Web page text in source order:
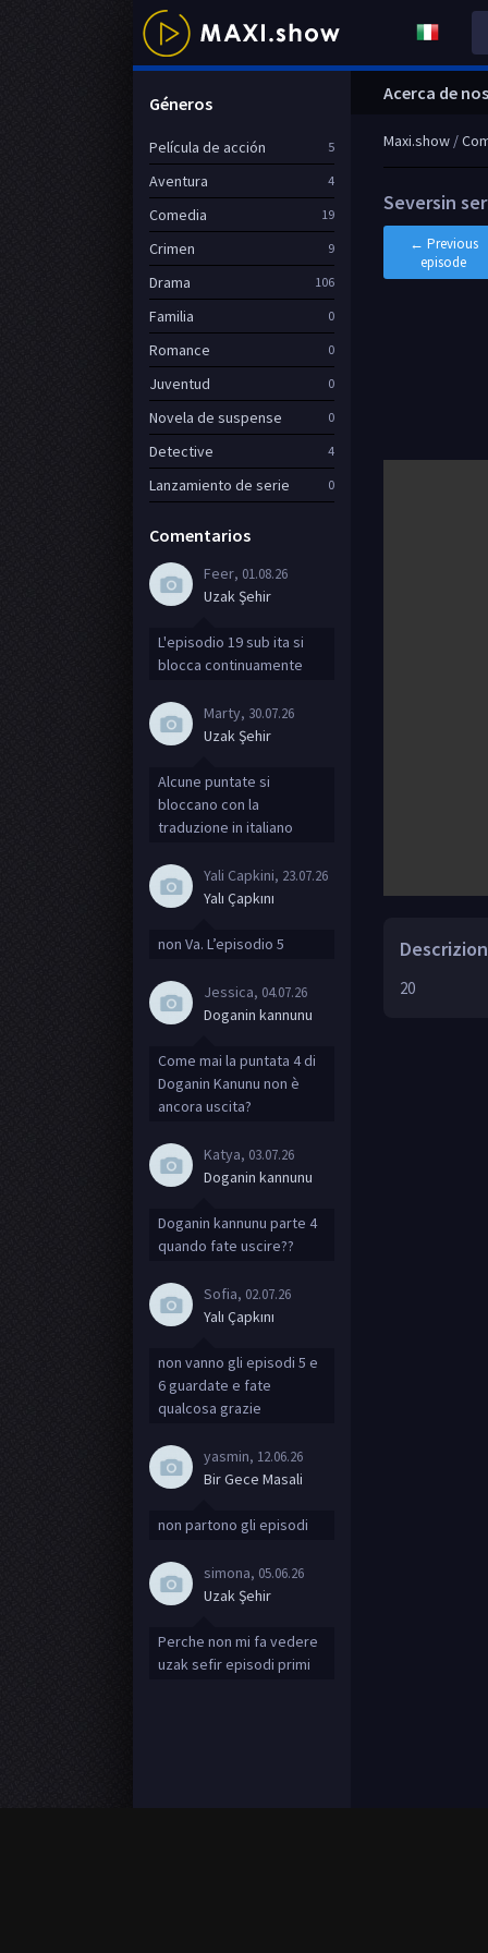
Maxi.show /
Seversin
← Previous
episode
20
Acerca de
Géneros
Película de acción 5
Aventura 4
Comedia 19
Crimen 9
Drama 106
Familia 0
Romance 0
Juventud 0
Novela de suspense 0
Detective 4
Lanzamiento de serie 0
Comentarios
Feer, 01.08.26
Uzak Şehir
L'episodio 19 sub ita si
blocca continuamente
Marty, 30.07.26
Uzak Şehir
Alcune puntate si
bloccano con la
traduzione in italiano
Yali Capkini, 23.07.26
Yalı Çapkını
non Va. L’episodio 5
Jessica, 04.07.26
Doganin kannunu
Come mai la puntata 4 di
Doganin Kanunu non è
ancora uscita?
Katya, 03.07.26
Doganin kannunu
Doganin kannunu parte 4
quando fate uscire??
Sofia, 02.07.26
Yalı Çapkını
non vanno gli episodi 5 e
6 guardate e fate
qualcosa grazie
yasmin, 12.06.26
Bir Gece Masali
non partono gli episodi
simona, 05.06.26
Uzak Şehir
Perche non mi fa vedere
uzak sefir episodi primi